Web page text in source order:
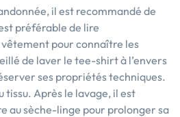
il est recommandé de
préférable de lire
pour connaître les
de laver le tee-shirt à l’envers
ses propriétés techniques.
tissu. Après le lavage, il est
au sèche-linge pour prolonger sa